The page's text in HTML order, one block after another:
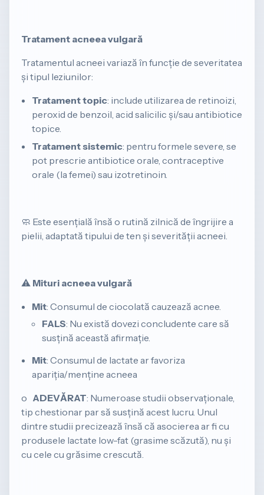
Tratament acneea vulgară
Tratamentul acneei variază în funcție de severitatea
și tipul leziunilor:
Tratament topic: include utilizarea de retinoizi,
peroxid de benzoil, acid salicilic și/sau antibiotice
topice.
Tratament sistemic: pentru formele severe, se
pot prescrie antibiotice orale, contraceptive
orale (la femei) sau izotretinoin.
🧼 Este esențială însă o rutină zilnică de îngrijire a
pielii, adaptată tipului de ten și severității acneei.
⚠️ Mituri acneea vulgară
Mit: Consumul de ciocolată cauzează acnee.
FALS: Nu există dovezi concludente care să
susțină această afirmație.
Mit: Consumul de lactate ar favoriza
apariția/menține acneea
o ADEVĂRAT: Numeroase studii observaționale,
tip chestionar par să susțină acest lucru. Unul
dintre studii precizează însă că asocierea ar fi cu
produsele lactate low-fat (grasime scăzută), nu și
cu cele cu grăsime crescută.